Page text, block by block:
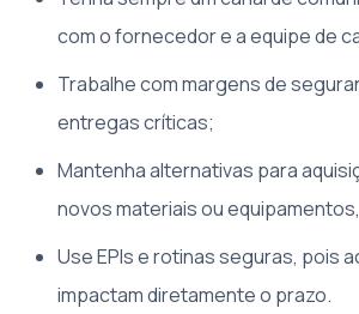
com o fornecedor e a equipe de
Trabalhe com margens de
entregas críticas;
Mantenha alternativas para
novos materiais ou
Use EPIs e rotinas seguras, pois
impactam diretamente o prazo.